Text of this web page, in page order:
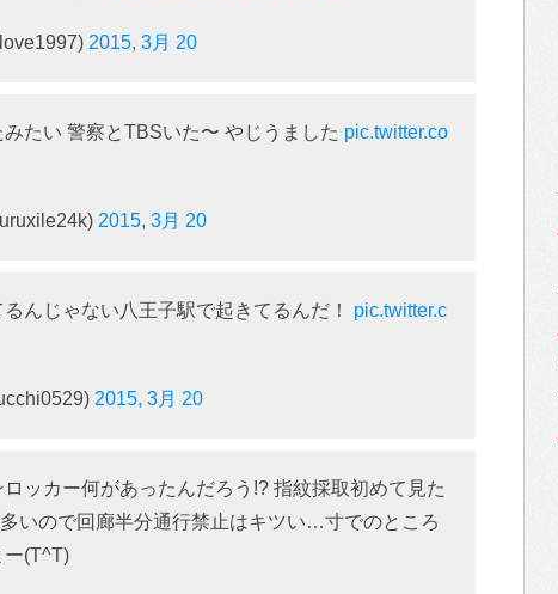
2015, 3月 20
たい 警察とTBSいた〜 やじうました pic.twitter.co
2015, 3月 20
んじゃない八王子駅で起きてるんだ！ pic.twitter.c
2015, 3月 20
ッカー何があったんだろう!? 指紋採取初めて見た
いので回廊半分通行禁止はキツい…寸でのところ
ー(T^T)